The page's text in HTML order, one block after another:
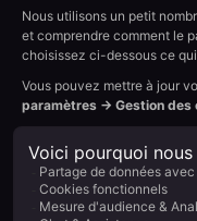
Résumer avec
Vous pouvez bien
à votre campagne
plaquettes, flyers,
tout de même à ne
trop lourdes afin